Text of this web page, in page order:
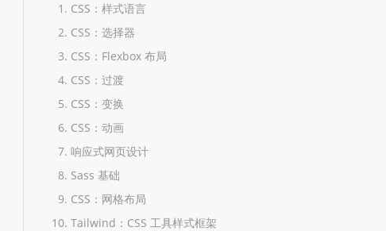
CSS：样式语言
CSS：选择器
CSS：Flexbox 布局
CSS：过渡
CSS：变换
CSS：动画
响应式网页设计
Sass 基础
CSS：网格布局
Tailwind：CSS 工具样式框架